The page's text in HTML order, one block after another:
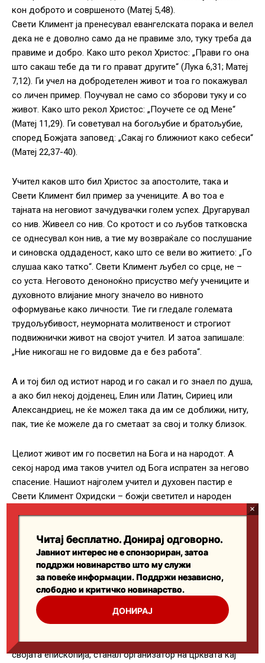
Читај бесплатно. Донирај одговорно.
Јавниот интерес не е спонзориран, затоа
поддржи новинарство што му служи
за повеќе информации. Поддржи независно,
слободно и критичко новинарство.
ДОНИРАЈ